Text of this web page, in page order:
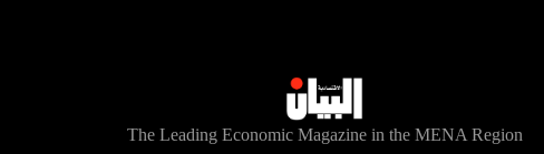
The Leading Economic Magazine in the MENA Region